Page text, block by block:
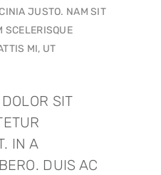
JUSTO. NAM SIT
SCELERISQUE
MI, UT
SIT
IN A
DUIS AC